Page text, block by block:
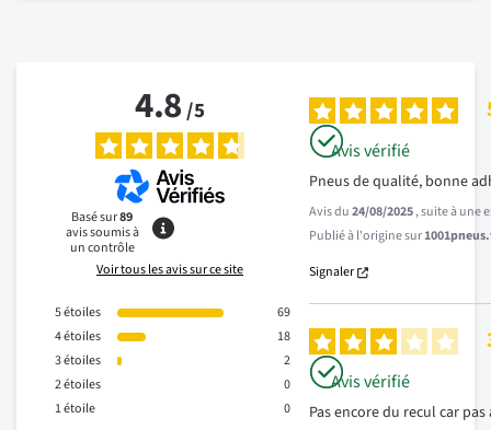
4.8/5
Basé sur89
avis soumis à
un contrôle
Voir tous les avis sur ce site
5étoiles
69
4étoiles
18
3étoiles
2
2étoiles
0
1étoile 0
Avis vérifié
Pneus de qualité, bonne
Avis du24/08/2025, suite à une
Publié à l'origine sur
Signaler
Avis vérifié
Pas encore du recul car